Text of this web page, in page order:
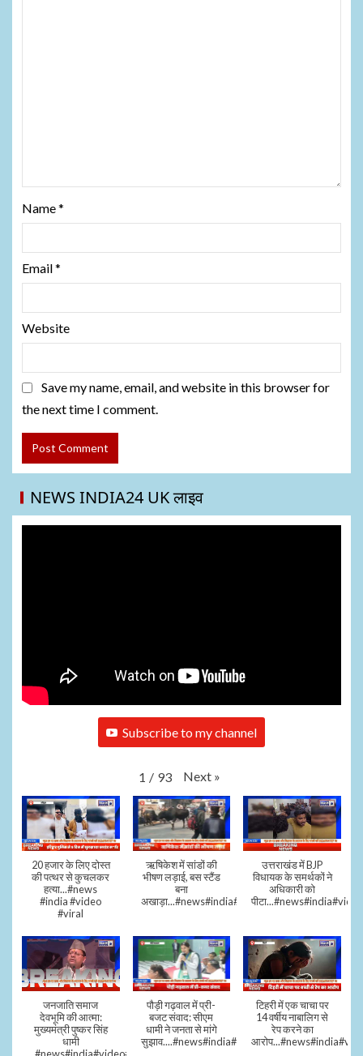
Name*
Email*
Website
Save my name, email, and website in this browser for
the next time I comment.
NEWS INDIA24 UK लाइव
Subscribe to my channel
1 / 93 Next »
20 हजार के लिए दोस्त
की पत्थर से कुचलकर
हत्या...#news
#india #video
#viral
ऋषिकेश में सांडों की
भीषण लड़ाई, बस स्टैंड
बना
अखाड़ा...#news#india#video#viral
उत्तराखंड में BJP
विधायक के समर्थकों ने
अधिकारी को
जनजाति समाज
देवभूमि की आत्मा:
मुख्यमंत्री पुष्कर सिंह
धामी
पौड़ी गढ़वाल में प्री-
बजट संवाद: सीएम
धामी ने जनता से मांगे
सुझाव....#news#india#video#viral
टिहरी में एक चाचा पर
14 वर्षीय नाबालिग से
रेप करने का